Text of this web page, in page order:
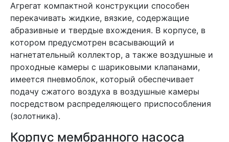
Агрегат компактной конструкции способен
перекачивать жидкие, вязкие, содержащие
абразивные и твердые вхождения. В корпусе, в
котором предусмотрен всасывающий и
нагнетательный коллектор, а также воздушные и
проходные камеры с шариковыми клапанами,
имеется пневмоблок, который обеспечивает
подачу сжатого воздуха в воздушные камеры
посредством распределяющего приспособления
(золотника).
Корпус мембранного насоса